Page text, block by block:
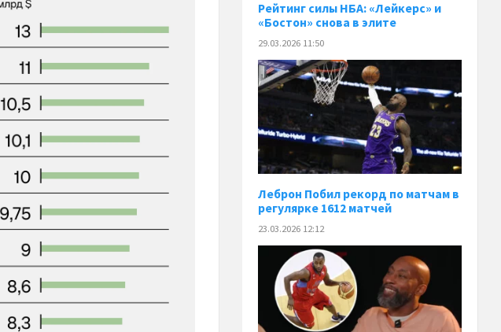
Рейтинг силы НБА: «Лейкерс» и
«Бостон» снова в элите
29.03.2026 11:50
Леброн Побил рекорд по матчам в
регулярке 1612 матчей
23.03.2026 12:12